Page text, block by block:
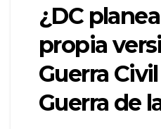
¿DC
propia
Guerra
Guerra de